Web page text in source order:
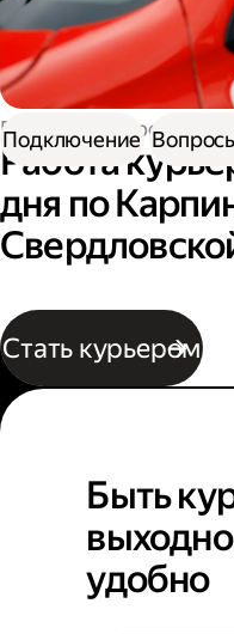
Работа курьером
Работа
дня по
Стать курьером
Подключение
Быть
удобно